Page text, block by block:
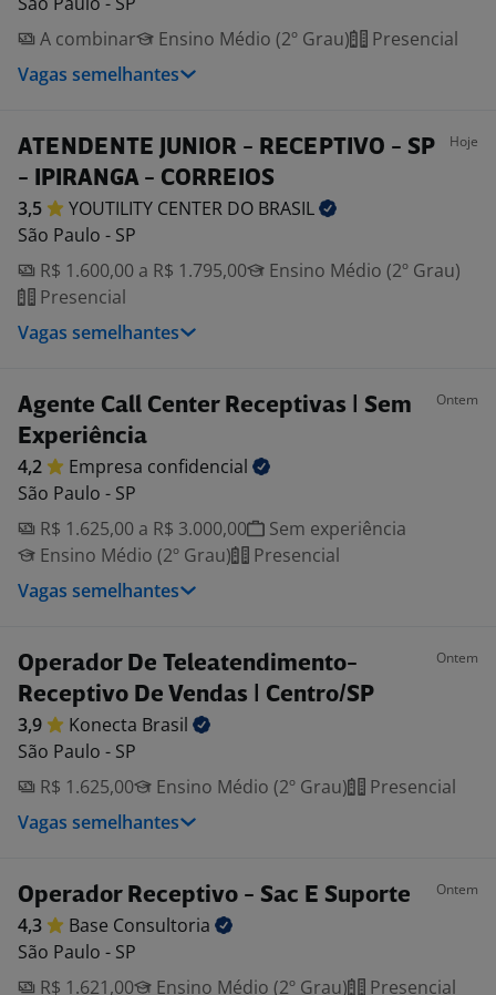
A combinar
Ensino Médio (2º Grau)
Presencial
Vagas semelhantes
ATENDENTE JUNIOR - RECEPTIVO - SP
- IPIRANGA - CORREIOS
Hoje
3,5 YOUTILITY CENTER DO BRASIL
São Paulo - SP
R$ 1.600,00 a R$ 1.795,00
Ensino Médio (2º Grau)
Presencial
Vagas semelhantes
Agente Call Center Receptivas | Sem
Experiência
Ontem
4,2 Empresa confidencial
São Paulo - SP
R$ 1.625,00 a R$ 3.000,00
Sem experiência
Ensino Médio (2º Grau)
Presencial
Vagas semelhantes
Operador De Teleatendimento-
Receptivo De Vendas | Centro/SP
Ontem
3,9 Konecta Brasil
São Paulo - SP
R$ 1.625,00
Ensino Médio (2º Grau)
Presencial
Vagas semelhantes
Operador Receptivo - Sac E Suporte Ontem
4,3 Base Consultoria
São Paulo - SP
R$ 1.621,00
Ensino Médio (2º Grau)
Presencial